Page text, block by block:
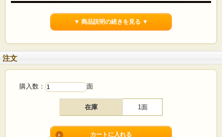
▼ 商品説明の続きを見る ▼
注文
購入数： 面
在庫 1面